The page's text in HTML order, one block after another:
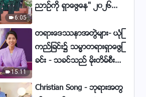
ဝဠာတစ္ခြင္လုံးကို ရင္ဆိုင္)
Christian Dance (သမၼာတရားကို ခ်
စ္ခင္သူမ်ားသည္ ေကာင္းခ်ီးခံစားရ)
Christian Dance (ေနာက္ဆုံးေသာ
6:05
ညာဥ္ကို ရွာေဖြေန" ၂၀၂၆ခုႏွစ္
15:11
တရားေဒႆနာအတြဲမ်ား- ယုံၾ
ကည္ျခင္း၌ သမၼာတရားရွာေဖြျ
ခင္း - သခင္သည္ မိုးတိမ္စီး၍
ည္ေလာ။
Christian Song - ဘုရားအတြ